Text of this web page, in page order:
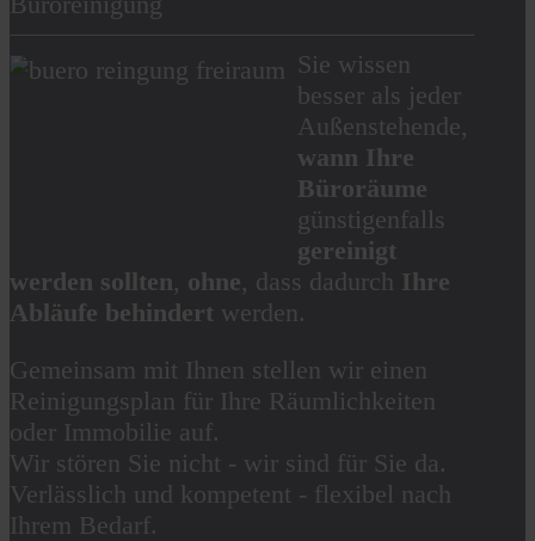
Sie wissen
besser als jeder
Außenstehende,
wann Ihre
Büroräume
günstigenfalls
gereinigt
werden sollten, ohne, dass dadurch Ihre
Abläufe behindert werden.
Gemeinsam mit Ihnen stellen wir einen
Reinigungsplan für Ihre Räumlichkeiten
oder Immobilie auf.
Wir stören Sie nicht - wir sind für Sie da.
Verlässlich und kompetent - flexibel nach
Ihrem Bedarf.